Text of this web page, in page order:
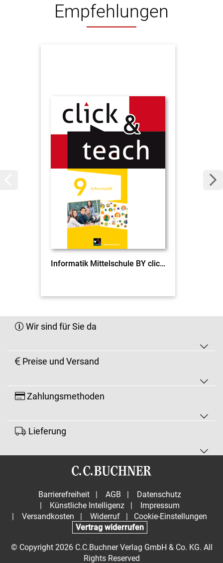
Empfehlungen
Informatik Mittelschule BY click & teach 9 EL
Wir sind für Sie da
Preise und Versand
Zahlungsmethoden
Lieferung
Barrierefreiheit | AGB |
Datenschutz
|
Künstliche Intelligenz |
Impressum
|
Versandkosten | Widerruf |
Cookie-Einstellungen
Vertrag widerrufen
© Copyright 2026 C.C.Buchner Verlag GmbH & Co. KG. All
Rights Reserved